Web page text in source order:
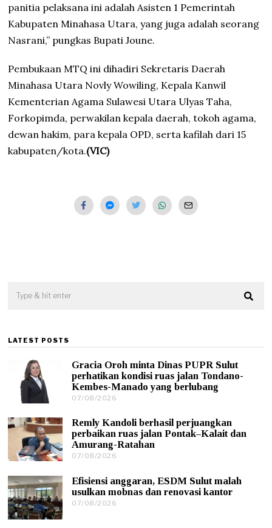
panitia pelaksana ini adalah Asisten 1 Pemerintah
Kabupaten Minahasa Utara, yang juga adalah seorang
Nasrani,” pungkas Bupati Joune.
Pembukaan MTQ ini dihadiri Sekretaris Daerah
Minahasa Utara Novly Wowiling, Kepala Kanwil
Kementerian Agama Sulawesi Utara Ulyas Taha,
Forkopimda, perwakilan kepala daerah, tokoh agama,
dewan hakim, para kepala OPD, serta kafilah dari 15
kabupaten/kota.(VIC)
LATEST POSTS
Gracia Oroh minta Dinas PUPR Sulut
perhatikan kondisi ruas jalan Tondano-
Kembes-Manado yang berlubang
07/08/2026
0
8
/
6
Remly Kandoli berhasil perjuangkan
perbaikan ruas jalan Pontak–Kalait dan
Amurang-Ratahan
07/08/2026
0
8
Efisiensi anggaran, ESDM Sulut malah
usulkan mobnas dan renovasi kantor
07/08/2026